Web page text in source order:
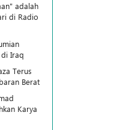
adalah
di Radio
di Iraq
Terus
Berat
Karya